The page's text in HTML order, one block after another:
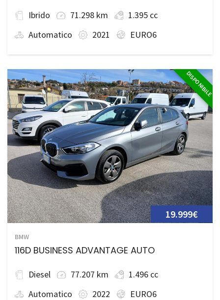
Ibrido 71.298 km
1.395 cc
Automatico
2021 EURO6
DISPONIBILE
19.999€
BMW
116D BUSINESS ADVANTAGE AUTO
Diesel 77.207 km
1.496 cc
Automatico
2022 EURO6